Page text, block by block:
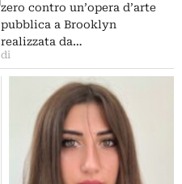
zero contro un’opera d’arte
pubblica a Brooklyn
realizzata da…
di